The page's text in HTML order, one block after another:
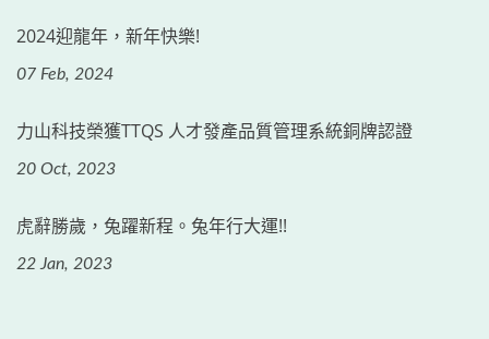
2024迎龍年，新年快樂!
07 Feb, 2024
力山科技榮獲TTQS 人才發產品質管理系統銅牌認證
20 Oct, 2023
虎辭勝歲，兔躍新程。兔年行大運!!
22 Jan, 2023